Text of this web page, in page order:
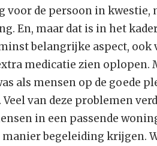
voor de persoon in kwestie,
En, maar dat is in het
belangrijke aspect, ook
medicatie zien oplopen.
als mensen op de goede
van deze problemen
in een passende
begeleiding krijgen.